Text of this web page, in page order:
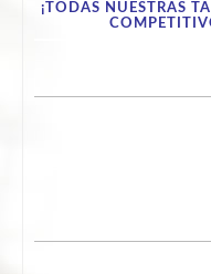
¡TODAS NUESTRAS